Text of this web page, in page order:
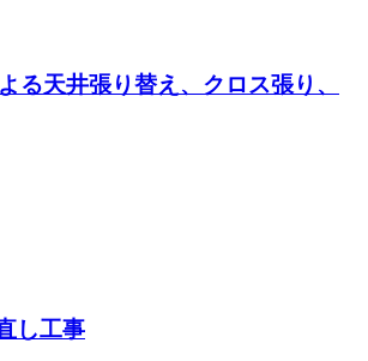
る天井張り替え、クロス張り、
し工事